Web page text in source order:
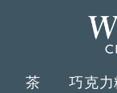
茶 巧克力